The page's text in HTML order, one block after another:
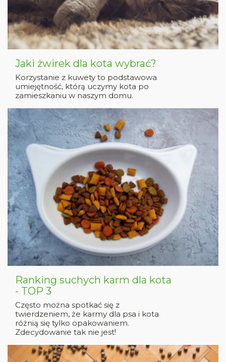
Jaki żwirek dla kota wybrać?
Korzystanie z kuwety to podstawowa
umiejętność, którą uczymy kota po
zamieszkaniu w naszym domu.
Ranking suchych karm dla kota
- TOP 3
Często można spotkać się z
twierdzeniem, że karmy dla psa i kota
różnią się tylko opakowaniem.
Zdecydowanie tak nie jest!